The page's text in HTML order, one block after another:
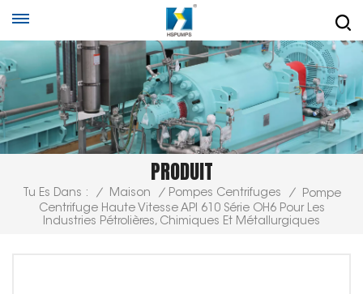
PRODUIT
Tu Es Dans : / Maison / Pompes Centrifuges /
Pompe
Centrifuge Haute Vitesse API 610 Série OH6 Pour Les
Industries Pétrolières, Chimiques Et Métallurgiques